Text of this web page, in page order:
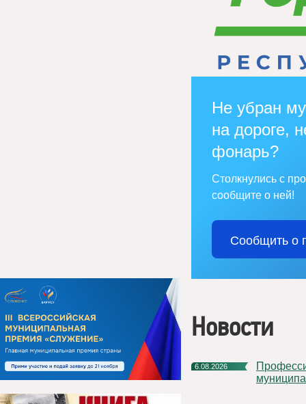
Не убран
на дороге,
фонарь?
Столкнулись с
сообщите о ней!
Сообщить о
Новости
6.08.2026
Профессиональное развитие в цифровом университете